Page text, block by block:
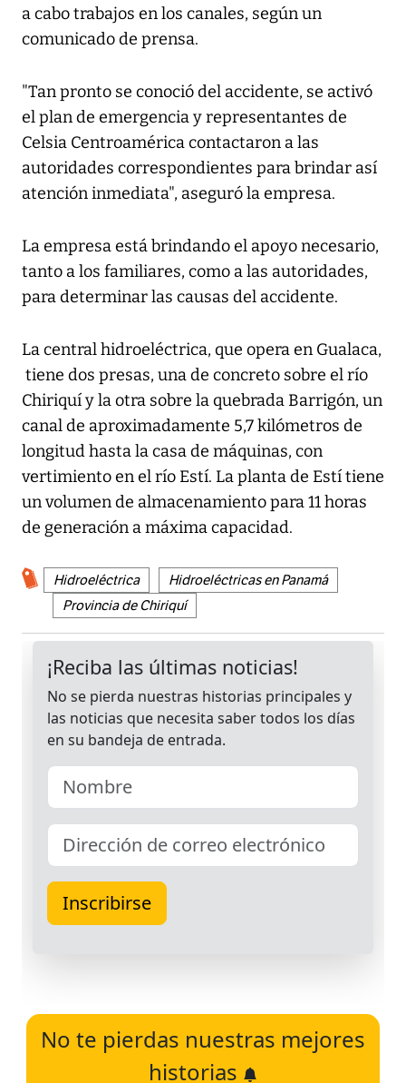
a cabo trabajos en los canales, según un
comunicado de prensa.
"Tan pronto se conoció del accidente, se activó
el plan de emergencia y representantes de
Celsia Centroamérica contactaron a las
autoridades correspondientes para brindar así
atención inmediata", aseguró la empresa.
La empresa está brindando el apoyo necesario,
tanto a los familiares, como a las autoridades,
para determinar las causas del accidente.
La central hidroeléctrica, que opera en Gualaca,
tiene dos presas, una de concreto sobre el río
Chiriquí y la otra sobre la quebrada Barrigón, un
canal de aproximadamente 5,7 kilómetros de
longitud hasta la casa de máquinas, con
vertimiento en el río Estí. La planta de Estí tiene
un volumen de almacenamiento para 11 horas
de generación a máxima capacidad.
Hidroeléctrica
Hidroeléctricas en Panamá
Provincia de Chiriquí
No te pierdas nuestras mejores
historias